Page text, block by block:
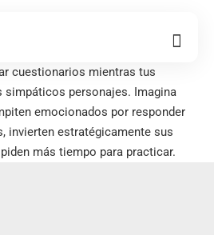
cuestionarios mientras tus
simpáticos personajes. Imagina
emocionados por responder
invierten estratégicamente sus
más tiempo para practicar.